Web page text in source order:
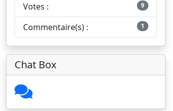
Votes : 9
Commentaire(s) : 1
Chat Box